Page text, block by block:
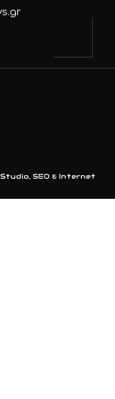
SEO & Internet